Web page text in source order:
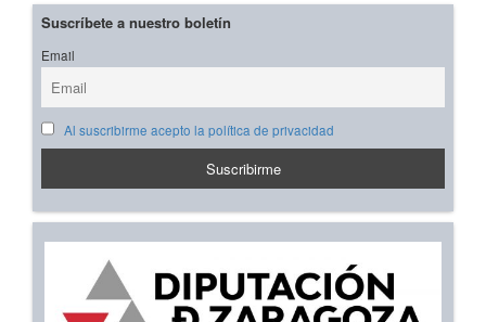
Suscríbete a nuestro boletín
Email
Al suscribirme acepto la política de privacidad